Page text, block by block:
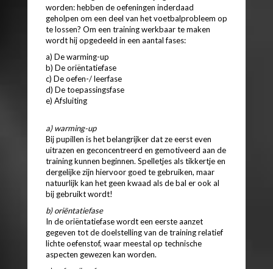
worden: hebben de oefeningen inderdaad
geholpen om een deel van het voetbalprobleem op
te lossen? Om een training werkbaar te maken
wordt hij opgedeeld in een aantal fases:
a) De warming-up
b) De oriëntatiefase
c) De oefen-/ leerfase
d) De toepassingsfase
e) Afsluiting
a) warming-up
Bij pupillen is het belangrijker dat ze eerst even
uitrazen en geconcentreerd en gemotiveerd aan de
training kunnen beginnen. Spelletjes als tikkertje en
dergelijke zijn hiervoor goed te gebruiken, maar
natuurlijk kan het geen kwaad als de bal er ook al
bij gebruikt wordt!
b) oriëntatiefase
In de oriëntatiefase wordt een eerste aanzet
gegeven tot de doelstelling van de training relatief
lichte oefenstof, waar meestal op technische
aspecten gewezen kan worden.